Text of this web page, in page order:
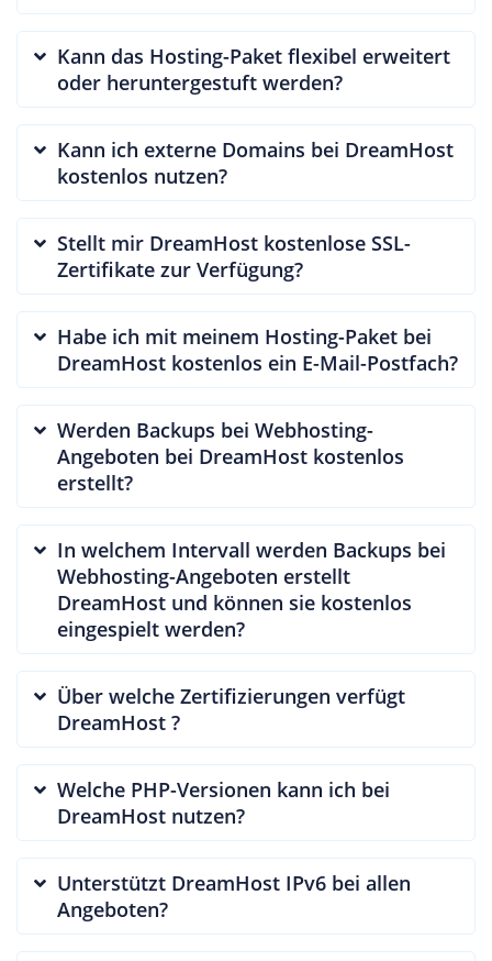
Kann das Hosting-Paket flexibel erweitert
oder heruntergestuft werden?
Kann ich externe Domains bei DreamHost
kostenlos nutzen?
Stellt mir DreamHost kostenlose SSL-
Zertifikate zur Verfügung?
Habe ich mit meinem Hosting-Paket bei
DreamHost kostenlos ein E-Mail-Postfach?
Werden Backups bei Webhosting-
Angeboten bei DreamHost kostenlos
erstellt?
In welchem Intervall werden Backups bei
Webhosting-Angeboten erstellt
DreamHost und können sie kostenlos
eingespielt werden?
Über welche Zertifizierungen verfügt
DreamHost ?
Welche PHP-Versionen kann ich bei
DreamHost nutzen?
Unterstützt DreamHost IPv6 bei allen
Angeboten?